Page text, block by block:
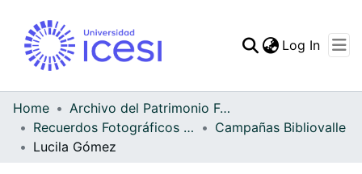
Statistics
Log In
Home
Archivo del Patrimonio Fotográfico y Fílmico del Valle del Cauca
Recuerdos Fotográficos Vallecaucanos
Campañas Bibliovalle
Lucila Gómez